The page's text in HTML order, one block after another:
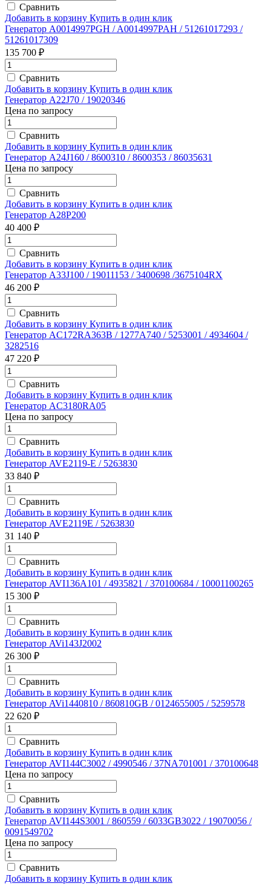
Сравнить
Добавить в корзину Купить в один клик
Генератор A0014997PGH / A0014997PAH / 51261017293 /
51261017309
135 700 ₽
Сравнить
Добавить в корзину Купить в один клик
Генератор A22J70 / 19020346
Цена по запросу
Сравнить
Добавить в корзину Купить в один клик
Генератор A24J160 / 8600310 / 8600353 / 86035631
Цена по запросу
Сравнить
Добавить в корзину Купить в один клик
Генератор A28P200
40 400 ₽
Сравнить
Добавить в корзину Купить в один клик
Генератор A33J100 / 19011153 / 3400698 /3675104RX
46 200 ₽
Сравнить
Добавить в корзину Купить в один клик
Генератор AC172RA363B / 1277A740 / 5253001 / 4934604 /
3282516
47 220 ₽
Сравнить
Добавить в корзину Купить в один клик
Генератор AC3180RA05
Цена по запросу
Сравнить
Добавить в корзину Купить в один клик
Генератор AVE2119-E / 5263830
33 840 ₽
Сравнить
Добавить в корзину Купить в один клик
Генератор AVE2119E / 5263830
31 140 ₽
Сравнить
Добавить в корзину Купить в один клик
Генератор AVI136A101 / 4935821 / 370100684 / 10001100265
15 300 ₽
Сравнить
Добавить в корзину Купить в один клик
Генератор AVi143J2002
26 300 ₽
Сравнить
Добавить в корзину Купить в один клик
Генератор AVi1440810 / 860810GB / 0124655005 / 5259578
22 620 ₽
Сравнить
Добавить в корзину Купить в один клик
Генератор AVI144C3002 / 4990546 / 37NA701001 / 370100648
Цена по запросу
Сравнить
Добавить в корзину Купить в один клик
Генератор AVI144S3001 / 860559 / 6033GB3022 / 19070056 /
0091549702
Цена по запросу
Сравнить
Добавить в корзину Купить в один клик